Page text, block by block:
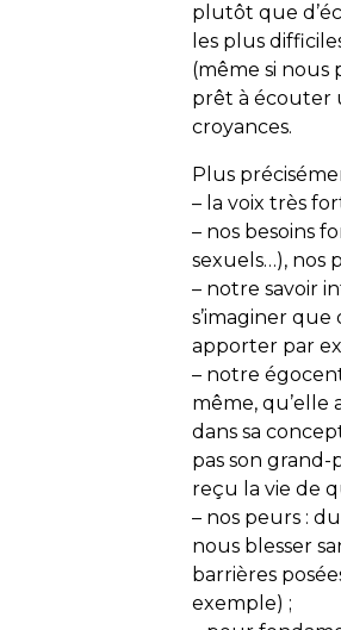
plutôt que
les plus
(même si nous
prêt à écouter
croyances.
Plus
– la voix très
– nos besoins
sexuels…), nos
– notre savoir
s’imaginer
apporter par
– notre
même, qu’elle
dans sa
pas son grand-
reçu la vie de
– nos peurs :
nous blesser
barrières
exemple) ;